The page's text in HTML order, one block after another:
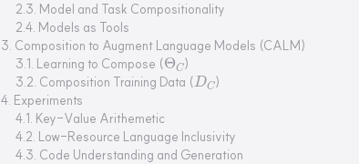
2.3. Model and Task Compositionality
2.4. Models as Tools
3. Composition to Augment Language Models (CALM)
3.1. Learning to Compose (
ΘC
)
3.2. Composition Training Data (
DC
)
4. Experiments
4.1. Key-Value Arithemetic
4.2. Low-Resource Language Inclusivity
4.3. Code Understanding and Generation